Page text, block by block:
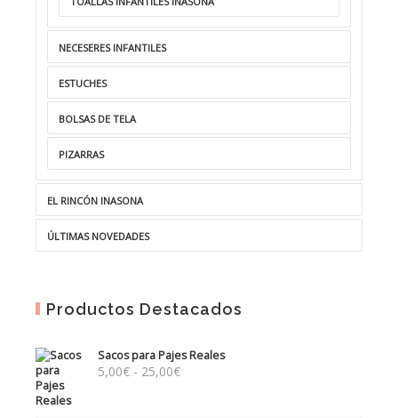
NECESERES INFANTILES
ESTUCHES
BOLSAS DE TELA
PIZARRAS
EL RINCÓN INASONA
ÚLTIMAS NOVEDADES
Productos Destacados
Sacos para Pajes Reales
5,00€ - 25,00€Rango